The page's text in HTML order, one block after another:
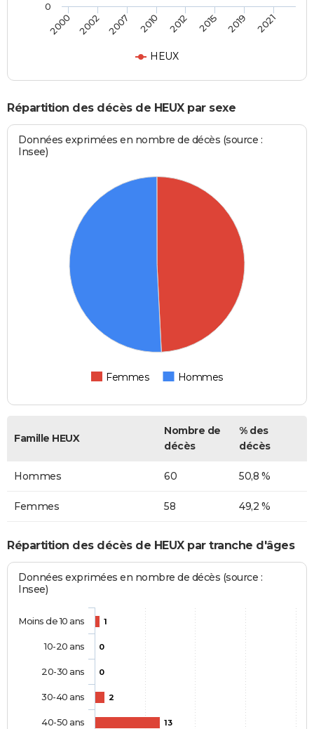
HEUX
2000 2002 2007 2010 2012 2015 2019 2021
0
Répartition des décès de HEUX par sexe
Données exprimées en nombre de décès (source :
Insee)
Femmes Hommes
Famille HEUX
Nombre de
décès
% des
décès
Hommes 60 50,8 %
Femmes 58 49,2 %
Répartition des décès de HEUX par tranche d'âges
Données exprimées en nombre de décès (source :
Insee)
1
0
0
2
13
Moins de 10 ans
10-20 ans
20-30 ans
30-40 ans
40-50 ans